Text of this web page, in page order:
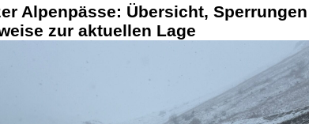
Alpenpässe: Übersicht, Sperrungen
zur aktuellen Lage